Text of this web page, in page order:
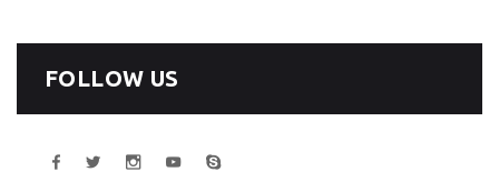
FOLLOW US